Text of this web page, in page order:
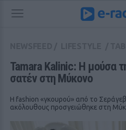
Tamara Kalinic: H μούσα
σατέν στη Μύκονο
H fashion «γκουρού» από το
ακόλουθους προσγειώθηκε στη